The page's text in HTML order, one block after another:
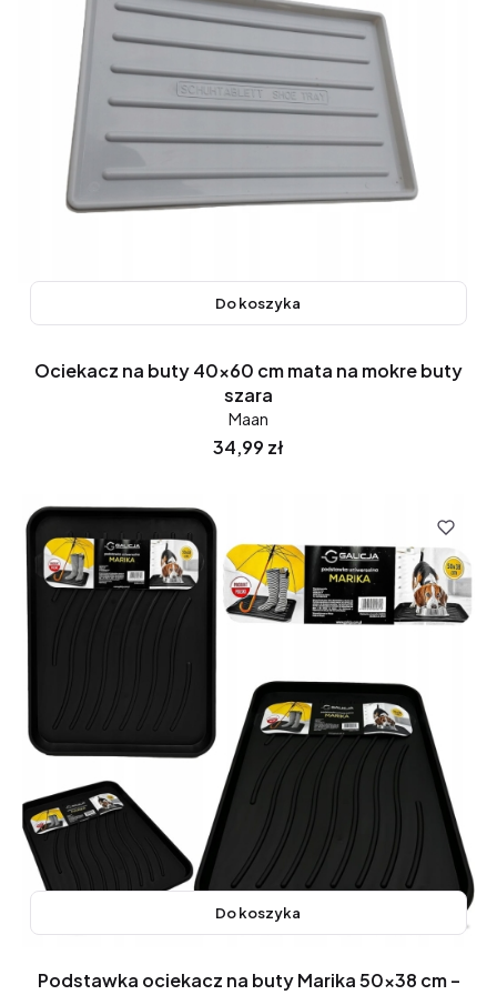
Do koszyka
Ociekacz na buty 40x60 cm mata na mokre buty
szara
Maan
Cena
34,99 zł
Do koszyka
Podstawka ociekacz na buty Marika 50x38 cm –